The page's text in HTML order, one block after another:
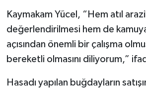
Kaymakam Yücel, “Hem atıl
değerlendirilmesi hem de
açısından önemli bir çalışma
bereketli olmasını diliyorum,”
Hasadı yapılan buğdayların